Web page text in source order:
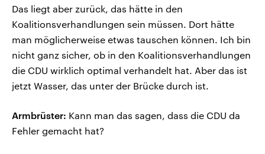
Das liegt aber zurück, das hätte in den
Koalitionsverhandlungen sein müssen. Dort hätte
man möglicherweise etwas tauschen können. Ich bin
nicht ganz sicher, ob in den Koalitionsverhandlungen
die CDU wirklich optimal verhandelt hat. Aber das ist
jetzt Wasser, das unter der Brücke durch ist.
Armbrüster: Kann man das sagen, dass die CDU da
Fehler gemacht hat?